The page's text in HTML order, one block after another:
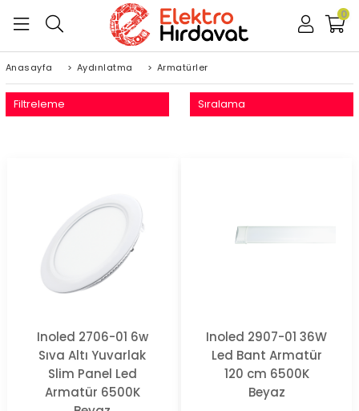
0
Anasayfa > Aydınlatma > Armatürler
Filtreleme Sıralama
Inoled 2706-01 6w
Sıva Altı Yuvarlak
Slim Panel Led
Armatür 6500K
Inoled 2907-01 36W
Led Bant Armatür
120 cm 6500K
Beyaz